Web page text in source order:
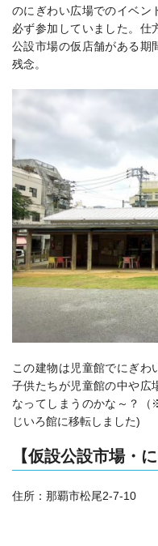
のにぎわい広場でのイベン
必ず参加していました。仕
公設市場の仮店舗がある期
残念。
この建物は児童館でにぎわ
子供たちが児童館の中や広
なってしまうのかな～？（
じいろ館に移転しました)
【仮設公設市場・
住所： 那覇市松尾2-7-10